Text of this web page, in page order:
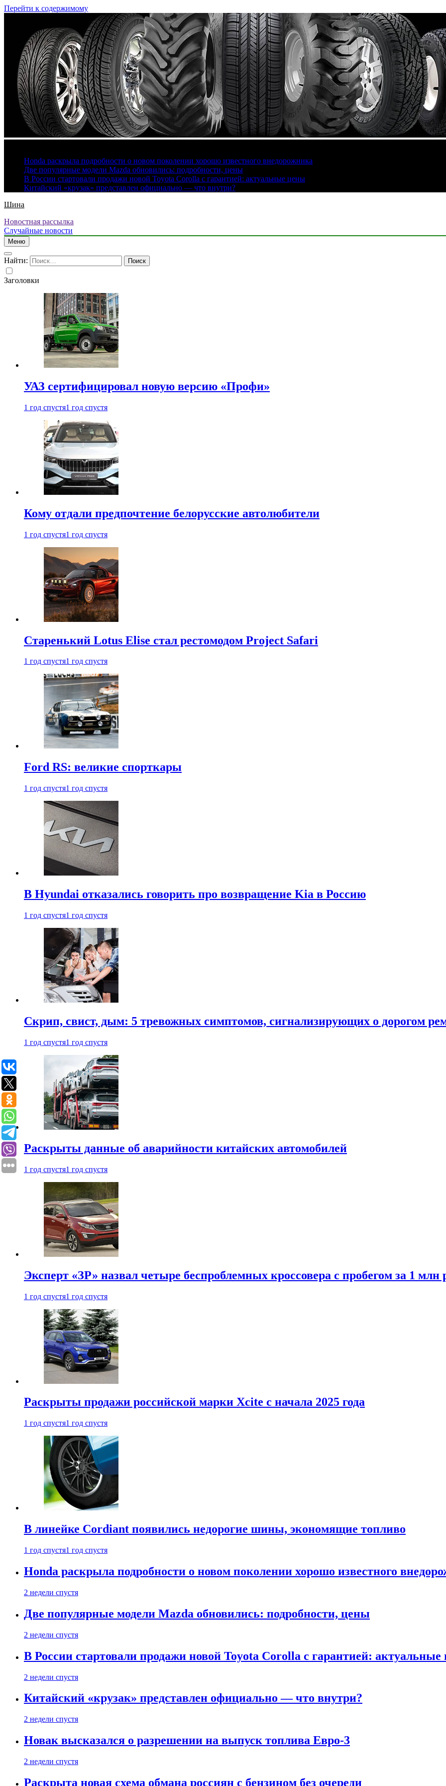
Перейти к содержимому
Honda раскрыла подробности о новом поколении хорошо известного внедорожника
Две популярные модели Mazda обновились: подробности, цены
В России стартовали продажи новой Toyota Corolla с гарантией: актуальные цены
Китайский «крузак» представлен официально — что внутри?
Шина
Новостная рассылка
Случайные новости
Меню
Найти:
Заголовки
УАЗ сертифицировал новую версию «Профи»
1 год спустя1 год спустя
Кому отдали предпочтение белорусские автолюбители
1 год спустя1 год спустя
Старенький Lotus Elise стал рестомодом Project Safari
1 год спустя1 год спустя
Ford RS: великие спорткары
1 год спустя1 год спустя
В Hyundai отказались говорить про возвращение Kia в Россию
1 год спустя1 год спустя
Скрип, свист, дым: 5 тревожных симптомов, сигнализирующих о дорогом
1 год спустя1 год спустя
Раскрыты данные об аварийности китайских автомобилей
1 год спустя1 год спустя
Эксперт «ЗР» назвал четыре беспроблемных кроссовера с пробегом за 1 млн
1 год спустя1 год спустя
Раскрыты продажи российской марки Xcite с начала 2025 года
1 год спустя1 год спустя
В линейке Cordiant появились недорогие шины, экономящие топливо
1 год спустя1 год спустя
Honda раскрыла подробности о новом поколении хорошо известного
2 недели спустя
Две популярные модели Mazda обновились: подробности, цены
2 недели спустя
В России стартовали продажи новой Toyota Corolla с гарантией:
2 недели спустя
Китайский «крузак» представлен официально — что внутри?
2 недели спустя
Новак высказался о разрешении на выпуск топлива Евро-3
2 недели спустя
Раскрыта новая схема обмана россиян с бензином без очереди